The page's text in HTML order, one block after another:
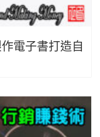
電子書打造自